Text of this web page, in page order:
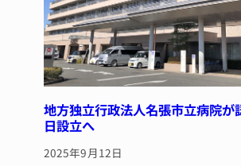
地方独立行政法人名張市立病院
日設立へ
2025年9月12日